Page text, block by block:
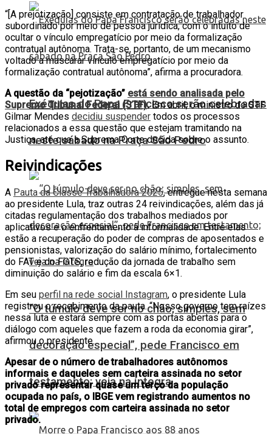
Exéquias do Papa Francisco serão celebradas
neste sábado na Praça São Pedro
“O túmulo deve ser no chão; simples, sem
decoração especial”, pede Francisco em
testamento; veja na íntegra
“[A prejotização] consiste em contratação de trabalhador
subordinado por meio de pessoa jurídica, com o intuito de
ocultar o vínculo empregatício por meio da formalização
contratual autônoma. Trata-se, portanto, de um mecanismo
voltado a mascarar vínculo empregatício por meio da
formalização contratual autônoma”, afirma a procuradora.
A questão da “pejotização” está sendo analisada pelo
Supremo Tribunal Federal (STF).Em abril, o ministro do STF
Gilmar Mendes decidiu suspender todos os processos
relacionados a essa questão que estejam tramitando na
Justiça, até que a Suprema Corte decida sobre o assunto.
Reivindicações
A Pauta da Classe Trabalhadora 2025, entregue nesta semana
ao presidente Lula, traz outras 24 reivindicações, além das já
citadas regulamentação dos trabalhos mediados por
aplicativos e o enfrentamento à informalidade. Entre elas
estão a recuperação do poder de compras de aposentados e
pensionistas, valorização do salário mínimo, fortalecimento
do FAT e do FGTS, redução da jornada de trabalho sem
diminuição do salário e fim da escala 6×1.
Em seu perfil na rede social Instagram, o presidente Lula
registrou o recebimento da pauta. “Nosso governo tem raízes
nessa luta e estará sempre com as portas abertas para o
diálogo com aqueles que fazem a roda da economia girar”,
afirmou o presidente.
Apesar de o número de trabalhadores autônomos
informais e daqueles sem carteira assinada no setor
privado representar quase um terço da população
ocupada no país, o IBGE vem registrando aumentos no
total de empregos com carteira assinada no setor
privado.